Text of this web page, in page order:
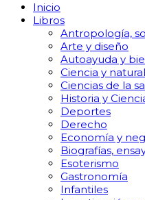
Inicio
Libros
Antropología,
Arte y diseño
Autoayuda y
Ciencia y
Ciencias de la
Historia y
Deportes
Derecho
Economía y
Biografías,
Esoterismo
Gastronomía
Infantiles